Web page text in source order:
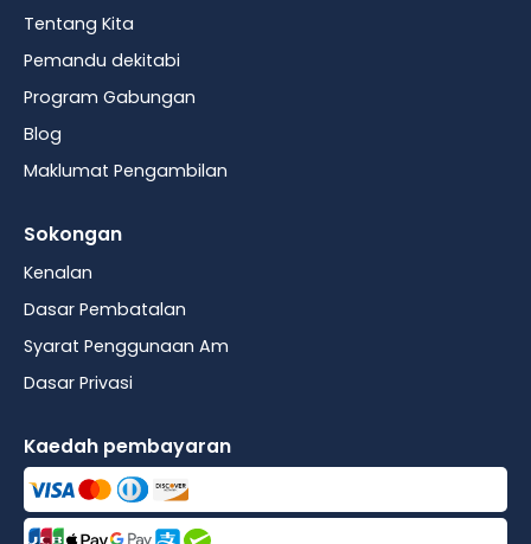
Tentang Kita
Pemandu dekitabi
Program Gabungan
Blog
Maklumat Pengambilan
Sokongan
Kenalan
Dasar Pembatalan
Syarat Penggunaan Am
Dasar Privasi
Kaedah pembayaran